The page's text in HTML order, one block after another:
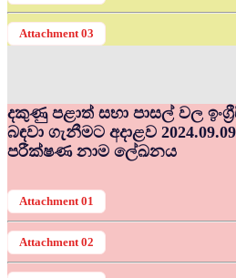
Attachment 03
දකුණු පළාත් සභා පාසල් වල
බඳවා ගැනීමට අදාළව
පරීක්ෂණ නාම ලේඛනය
Attachment 01
Attachment 02